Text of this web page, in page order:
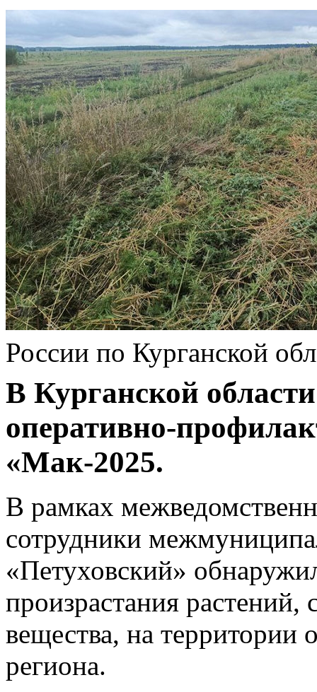
России по Курганской
В Курганской
оперативно-
«Мак-2025.
В рамках
сотрудники
«Петуховский»
произрастания
вещества, на территории
региона.